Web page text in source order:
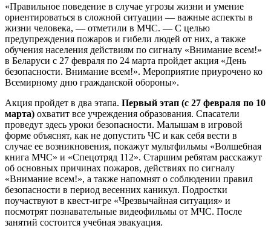
«Правильное поведение в случае угрозы жизни и умение
ориентироваться в сложной ситуации — важные аспекты в
жизни человека, — отметили в МЧС. — С целью
предупреждения пожаров и гибели людей от них, а также
обучения населения действиям по сигналу «Внимание всем!»
в Беларуси с 27 февраля по 24 марта пройдет акция «День
безопасности. Внимание всем!». Мероприятие приурочено ко
Всемирному дню гражданской обороны».
Акция пройдет в два этапа. Первый этап (с 27 февраля по 10
марта) охватит все учреждения образования. Спасатели
проведут здесь уроки безопасности. Малышам в игровой
форме объяснят, как не допустить ЧС и как себя вести в
случае ее возникновения, покажут мультфильмы «Волшебная
книга МЧС» и «Спецотряд 112». Старшим ребятам расскажут
об основных причинах пожаров, действиях по сигналу
«Внимание всем!», а также напомнят о соблюдении правил
безопасности в период весенних каникул. Подростки
поучаствуют в квест-игре «Чрезвычайная ситуация» и
посмотрят познавательные видеофильмы от МЧС. После
занятий состоится учебная эвакуация.